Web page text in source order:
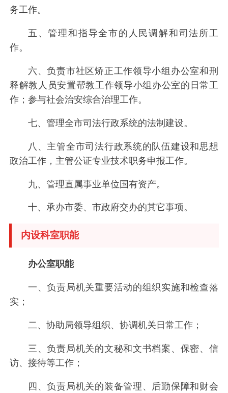
务工作。
五、管理和指导全市的人民调解和司法所工
作。
六、负责市社区矫正工作领导小组办公室和刑
释解教人员安置帮教工作领导小组办公室的日常工
作；参与社会治安综合治理工作。
七、管理全市司法行政系统的法制建设。
八、主管全市司法行政系统的队伍建设和思想
政治工作，主管公证专业技术职务申报工作。
九、管理直属事业单位国有资产。
十、承办市委、市政府交办的其它事项。
内设科室职能
办公室职能
一、负责局机关重要活动的组织实施和检查落
实；
二、协助局领导组织、协调机关日常工作；
三、负责局机关的文秘和文书档案、保密、信
访、接待等工作；
四、负责局机关的装备管理、后勤保障和财会